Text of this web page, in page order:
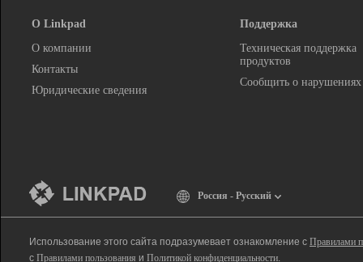
О Linkpad
О компании
Контакты
Юридические сведения
Поддержка
Техническая поддержка
продуктов
Сообщить о нарушениях
Россия - Русский
Использование этого сайта подразумевает ознакомление с Правилами
с Правилами пользования и Политикой конфиденциальности.